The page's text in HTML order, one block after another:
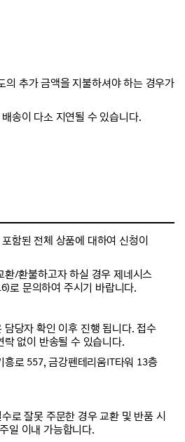
의 추가 금액을 지불하셔야 하는 경우가
송이 다소 지연될 수 있습니다.
함된 전체 상품에 대하여 신청이
환/환불하고자 하실 경우 제네시스
로 문의하여 주시기 바랍니다.
담당자 확인 이후 진행 됩니다. 접수
없이 반송될 수 있습니다.
로 557, 금강펜테리움IT타워 13층
로 잘못 주문한 경우 교환 및 반품 시
일 이내 가능합니다.